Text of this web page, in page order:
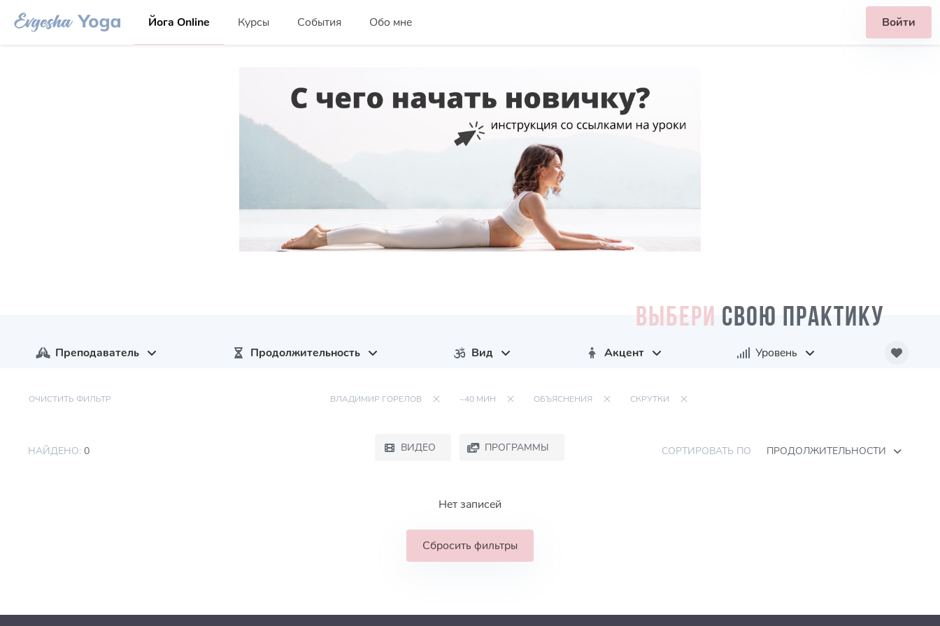
Йога Online Курсы События Обо мне Войти
ВЫБЕРИ СВОЮ ПРАКТИКУ
Преподаватель Продолжительность Вид Акцент Уровень
ОЧИСТИТЬ ФИЛЬТР ВЛАДИМИР ГОРЕЛОВ ~40 МИН ОБЪЯСНЕНИЯ СКРУТКИ
НАЙДЕНО: 0 ВИДЕО ПРОГРАММЫ СОРТИРОВАТЬ ПО ПРОДОЛЖИТЕЛЬНОСТИ
Нет записей
Сбросить фильтры